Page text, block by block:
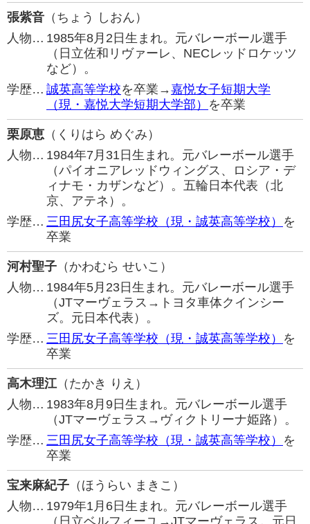
張紫音 （ちょう しおん）
人物… 1985年8月2日生まれ。元バレーボール選手
（日立佐和リヴァーレ、NECレッドロケッツ
など）。
学歴… 誠英高等学校を卒業→嘉悦女子短期大学
（現・嘉悦大学短期大学部） を卒業
栗原恵 （くりはら めぐみ）
人物… 1984年7月31日生まれ。元バレーボール選手
（パイオニアレッドウィングス、ロシア・デ
ィナモ・カザンなど）。五輪日本代表（北
京、アテネ）。
学歴… 三田尻女子高等学校（現・誠英高等学校） を
卒業
河村聖子 （かわむら せいこ）
人物… 1984年5月23日生まれ。元バレーボール選手
（JTマーヴェラス→トヨタ車体クインシー
ズ。元日本代表）。
学歴… 三田尻女子高等学校（現・誠英高等学校） を
卒業
高木理江（たかき りえ）
人物… 1983年8月9日生まれ。元バレーボール選手
（JTマーヴェラス→ヴィクトリーナ姫路）。
学歴… 三田尻女子高等学校（現・誠英高等学校） を
卒業
宝来麻紀子 （ほうらい まきこ）
人物… 1979年1月6日生まれ。元バレーボール選手
（日立ベルフィーユ→JTマーヴェラス。元日